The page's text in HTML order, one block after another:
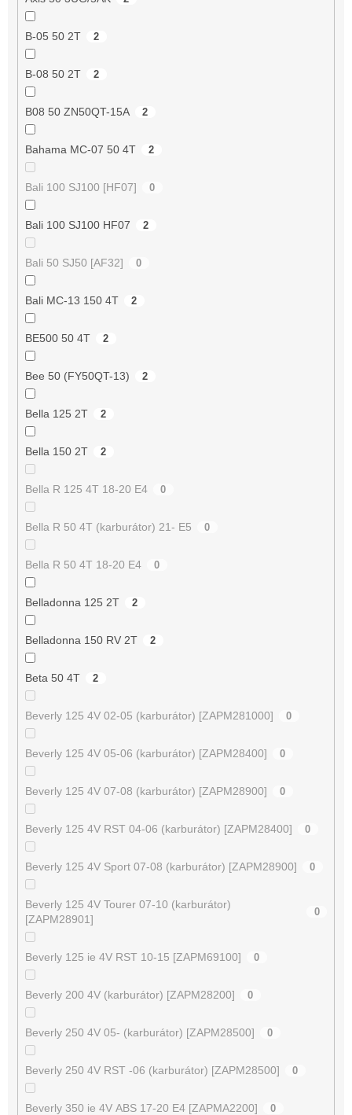
B-05 50 2T 2
B-08 50 2T 2
B08 50 ZN50QT-15A 2
Bahama MC-07 50 4T 2
Bali 100 SJ100 [HF07] 0
Bali 100 SJ100 HF07 2
Bali 50 SJ50 [AF32] 0
Bali MC-13 150 4T 2
BE500 50 4T 2
Bee 50 (FY50QT-13) 2
Bella 125 2T 2
Bella 150 2T 2
Bella R 125 4T 18-20 E4 0
Bella R 50 4T (karburátor) 21- E5 0
Bella R 50 4T 18-20 E4 0
Belladonna 125 2T 2
Belladonna 150 RV 2T 2
Beta 50 4T 2
Beverly 125 4V 02-05 (karburátor) [ZAPM281000] 0
Beverly 125 4V 05-06 (karburátor) [ZAPM28400] 0
Beverly 125 4V 07-08 (karburátor) [ZAPM28900] 0
Beverly 125 4V RST 04-06 (karburátor) [ZAPM28400] 0
Beverly 125 4V Sport 07-08 (karburátor) [ZAPM28900] 0
Beverly 125 4V Tourer 07-10 (karburátor)
[ZAPM28901]
0
Beverly 125 ie 4V RST 10-15 [ZAPM69100] 0
Beverly 200 4V (karburátor) [ZAPM28200] 0
Beverly 250 4V 05- (karburátor) [ZAPM28500] 0
Beverly 250 4V RST -06 (karburátor) [ZAPM28500] 0
Beverly 350 ie 4V ABS 17-20 E4 [ZAPMA2200] 0